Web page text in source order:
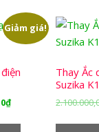
Giảm giá!
₫Giá
Thay Ắc
Suzika K1